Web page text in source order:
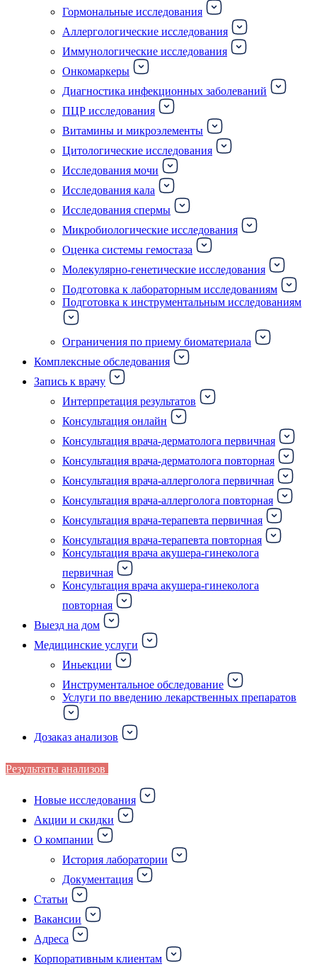
Гормональные исследования
Аллергологические исследования
Иммунологические исследования
Онкомаркеры
Диагностика инфекционных заболеваний
ПЦР исследования
Витамины и микроэлементы
Цитологические исследования
Исследования мочи
Исследования кала
Исследования спермы
Микробиологические исследования
Оценка системы гемостаза
Молекулярно-генетические исследования
Подготовка к лабораторным исследованиям
Подготовка к инструментальным исследованиям
Ограничения по приему биоматериала
Комплексные обследования
Запись к врачу
Интерпретация результатов
Консультация онлайн
Консультация врача-дерматолога первичная
Консультация врача-дерматолога повторная
Консультация врача-аллерголога первичная
Консультация врача-аллерголога повторная
Консультация врача-терапевта первичная
Консультация врача-терапевта повторная
Консультация врача акушера-гинеколога
первичная
Консультация врача акушера-гинеколога
повторная
Выезд на дом
Медицинские услуги
Иньекции
Инструментальное обследование
Услуги по введению лекарственных препаратов
Дозаказ анализов
Результаты анализов
Новые исследования
Акции и скидки
О компании
История лаборатории
Документация
Статьи
Вакансии
Адреса
Корпоративным клиентам